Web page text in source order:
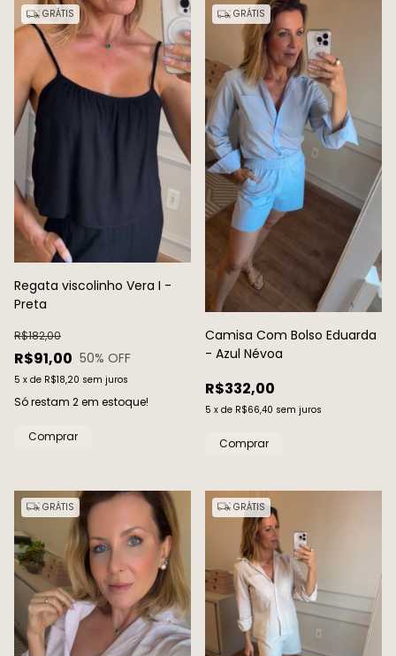
GRÁTIS
Regata viscolinho Vera I -
Preta
R$91,00
R$182,00
50% OFF
5 x de R$18,20 sem juros
Só restam 2em estoque!
Comprar
GRÁTIS
Camisa Com Bolso Eduarda
- Azul Névoa
R$332,00
5 x de R$66,40 sem juros
Comprar
GRÁTIS GRÁTIS